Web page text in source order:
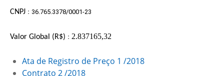
CNPJ : 36.765.3378/0001-23
Valor Global (R$) : 2.837165,32
Ata de Registro de Preço 1 /2018
Contrato 2 /2018